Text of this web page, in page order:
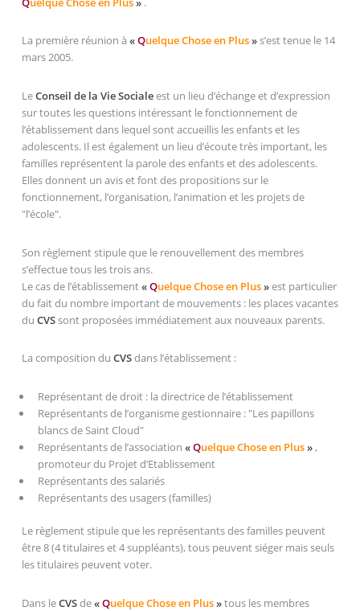
La première réunion à «Quelque Chose en Plus»s’est tenue le 14
mars 2005.
LeConseil de la Vie Socialeest un lieu d’échange et d’expression
sur toutes les questions intéressant le fonctionnement de
l’établissement dans lequel sont accueillis les enfants et les
adolescents. Il est également un lieu d’écoute très important, les
familles représentent la parole des enfants et des adolescents.
Elles donnent un avis et font des propositions sur le
fonctionnement, l’organisation, l’animation et les projets de
"l’école".
Son règlement stipule que le renouvellement des membres
s’effectue tous les trois ans.
Le cas de l’établissement«Quelque Chose en Plus»est particulier
du fait du nombre important de mouvements : les places vacantes
du CVSsont proposées immédiatement aux nouveaux parents.
La composition du CVSdans l’établissement :
Représentant de droit : la directrice de l’établissement
Représentants de l’organisme gestionnaire : "Les papillons
blancs de Saint Cloud"
Représentants de l’association «Quelque Chose en Plus»,
promoteur du Projet d’Etablissement
Représentants des salariés
Représentants des usagers (familles)
Le règlement stipule que les représentants des familles peuvent
être 8 (4 titulaires et 4 suppléants), tous peuvent siéger mais seuls
les titulaires peuvent voter.
Dans leCVSde«Quelque Chose en Plus»tous les membres